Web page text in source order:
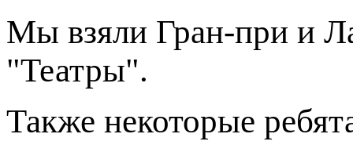
Мы взяли Гран-при и
"Театры".
Также некоторые